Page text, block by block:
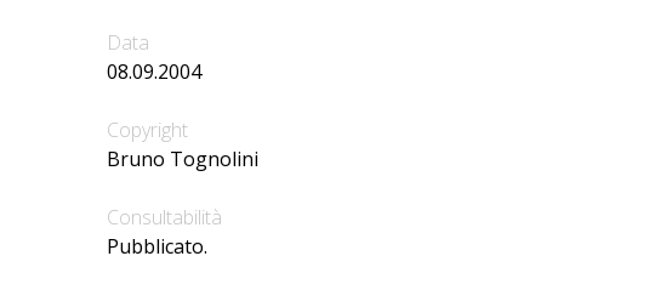
Data
08.09.2004
Copyright
Bruno Tognolini
Consultabilità
Pubblicato.